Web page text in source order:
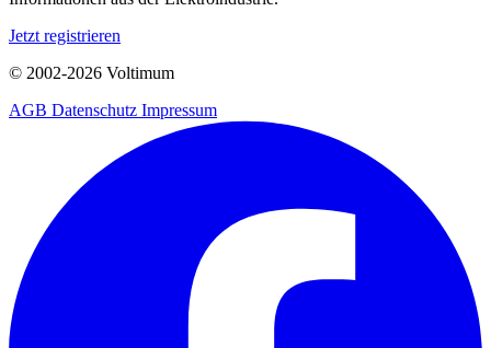
Jetzt registrieren
© 2002-2026 Voltimum
AGB Datenschutz Impressum